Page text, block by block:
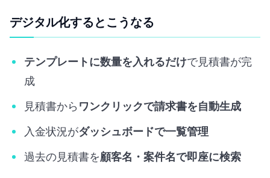
デジタル化するとこうなる
テンプレートに数量を入れるだけで見積書が完
成
見積書から ワンクリックで請求書を自動生成
入金状況がダッシュボードで一覧管理
過去の見積書を顧客名・案件名で即座に検索